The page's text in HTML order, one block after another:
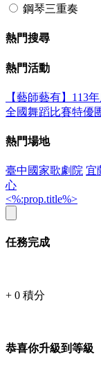
鋼琴三重奏
熱門搜尋
熱門活動
【藝師藝有】113
全國舞蹈比賽特優
熱門場地
臺中國家歌劇院 宜
心
<%:prop.title%>
任務完成
+ 0 積分
恭喜你升級到等級